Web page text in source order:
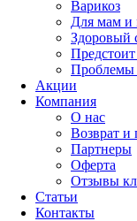
Варикоз
Для мам
Здоровый
Проблемы
Акции
Компания
О нас
Возврат и
Партнеры
Оферта
Отзывы
Статьи
Контакты